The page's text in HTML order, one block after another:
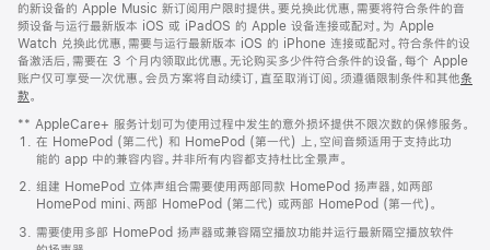
页
脚
的新设备的 Apple Music 新订阅用户限时提供。要兑换此优惠，需要将符合条件的音
频设备与运行最新版本 iOS 或 iPadOS 的 Apple 设备连接或配对。为 Apple
Watch 兑换此优惠，需要与运行最新版本 iOS 的 iPhone 连接或配对。符合条件的设
备激活后，需要在 3 个月内领取此优惠。无论购买多少件符合条件的设备，每个 Apple
账户仅可享受一次优惠。会员方案将自动续订，直至取消订阅。须遵循限制条件和其他条
款。
窗
口
中
打
开)
** AppleCare+ 服务计划可为使用过程中发生的意外损坏提供不限次数的保修服务。
在 HomePod (第二代) 和 HomePod (第一代) 上，空间音频适用于支持此功
能的 app 中的兼容内容。并非所有内容都支持杜比全景声。
组建 HomePod 立体声组合需要使用两部同款 HomePod 扬声器，如两部
HomePod mini、两部 HomePod (第二代) 或两部 HomePod (第一代)。
需要使用多部 HomePod 扬声器或兼容隔空播放功能并运行最新隔空播放软件